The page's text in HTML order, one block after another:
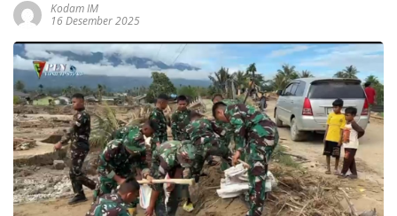
Kodam IM
16 Desember 2025